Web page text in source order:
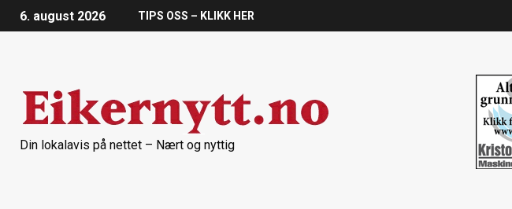
6. august 2026 TIPS OSS – KLIKK HER
Din lokalavis på nettet – Nært og nyttig